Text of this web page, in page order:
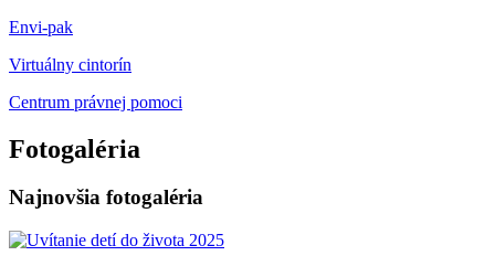
Envi-pak
Virtuálny cintorín
Centrum právnej pomoci
Fotogaléria
Najnovšia fotogaléria